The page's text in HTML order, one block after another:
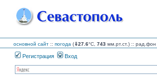
основной сайт :: погода (⇓27.6°C, 743 мм.рт.ст.) :: рад.фон
Регистрация Вход